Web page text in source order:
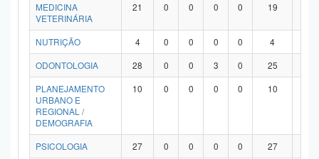
MEDICINA
VETERINÁRIA
21 0 0 0 0 19
NUTRIÇÃO 4 0 0 0 0 4
ODONTOLOGIA
28 0 0 3 0 25
PLANEJAMENTO
URBANO E
REGIONAL /
DEMOGRAFIA
10 0 0 0 0 10
PSICOLOGIA 27 0 0 0 0 27